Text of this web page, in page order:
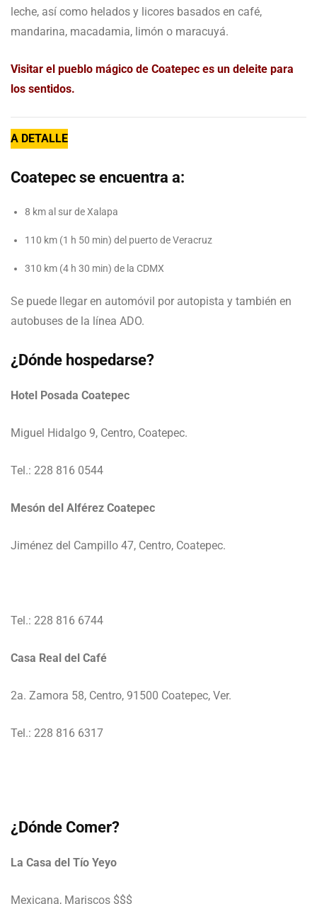
leche, así como helados y licores basados en café,
mandarina, macadamia, limón o maracuyá.
Visitar el pueblo mágico de Coatepec es un deleite para
los sentidos.
A DETALLE
Coatepec se encuentra a:
8 km al sur de Xalapa
110 km (1 h 50 min) del puerto de Veracruz
310 km (4 h 30 min) de la CDMX
Se puede llegar en automóvil por autopista y también en
autobuses de la línea ADO.
¿Dónde hospedarse?
Hotel Posada Coatepec
Miguel Hidalgo 9, Centro, Coatepec.
Tel.: 228 816 0544
Mesón del Alférez Coatepec
Jiménez del Campillo 47, Centro, Coatepec.
Tel.: 228 816 6744
Casa Real del Café
2a. Zamora 58, Centro, 91500 Coatepec, Ver.
Tel.: 228 816 6317
¿Dónde Comer?
La Casa del Tío Yeyo
Mexicana, Mariscos $$$